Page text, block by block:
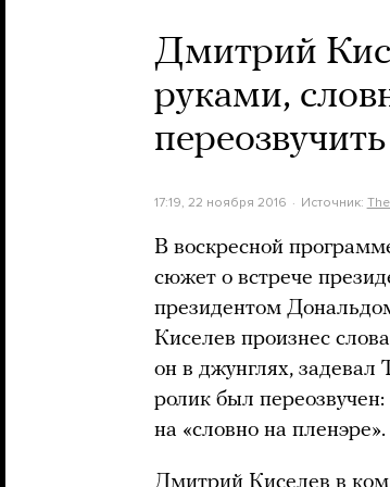
Дмитрий
руками,
переозвучить
17:19, 22 ноября 2016 Источник:
В воскресной
сюжет о встрече
президентом
Киселев произнес
он в джунглях,
ролик был
на «словно на пленэре».
Дмитрий Киселев в